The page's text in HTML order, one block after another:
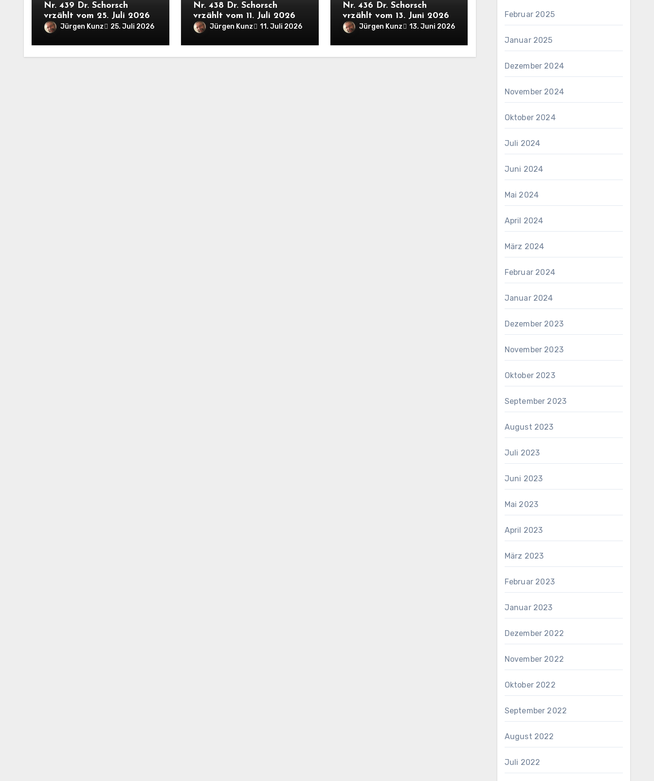
Nr. 439 Dr. Schorsch
vrzählt vom 25. Juli 2026
Jürgen Kunz 25. Juli 2026
Nr. 438 Dr. Schorsch
vrzählt vom 11. Juli 2026
Jürgen Kunz 11. Juli 2026
Nr. 436 Dr. Schorsch
vrzählt vom 13. Juni 2026
Jürgen Kunz 13. Juni 2026
Februar 2025
Januar 2025
Dezember 2024
November 2024
Oktober 2024
Juli 2024
Juni 2024
Mai 2024
April 2024
März 2024
Februar 2024
Januar 2024
Dezember 2023
November 2023
Oktober 2023
September 2023
August 2023
Juli 2023
Juni 2023
Mai 2023
April 2023
März 2023
Februar 2023
Januar 2023
Dezember 2022
November 2022
Oktober 2022
September 2022
August 2022
Juli 2022